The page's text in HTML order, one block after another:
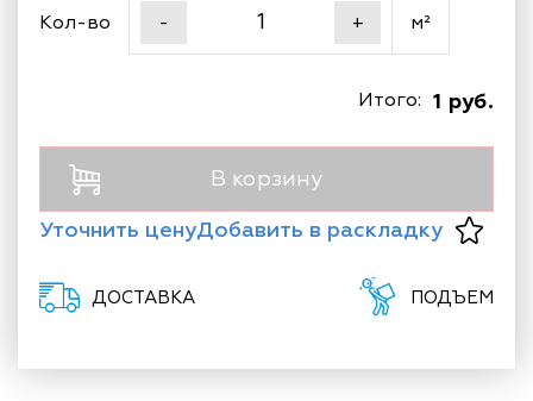
Кол-во - + м²
1 руб.
Итого:
В корзину
Уточнить ценуДобавить в раскладку
ДОСТАВКА ПОДЪЕМ